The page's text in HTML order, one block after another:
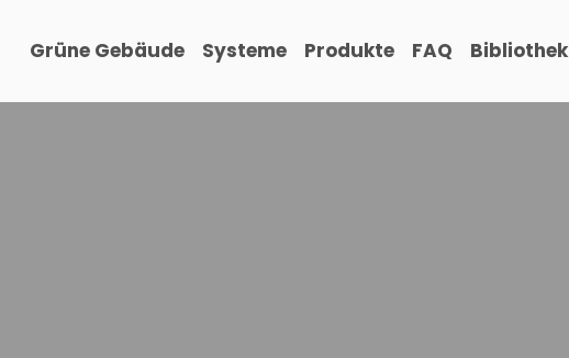
Grüne Gebäude Systeme Produkte FAQ Bibliothek